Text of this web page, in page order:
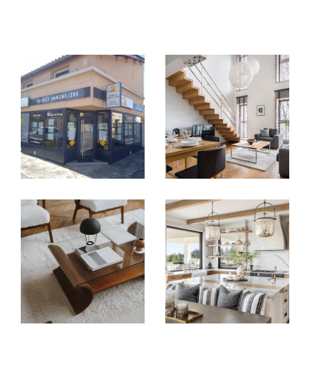
Vendre avec justesse, au bon moment
et au bon prix
Vous avez un bien à vendre àSaint-Priest
Saint-Bonnet-de-Mure ou dans les
communes avoisinantes ? LeCabinet
Immobilier Diffusion CID
vous accompagne
de l’estimation à la signature de l’acte
justesse.
Nous intervenons sur tous types de biens :
Appartements T2, T3, T5
Maisons de villageavec jardin ou cour
Villas à vendreavec piscine ou terrasse